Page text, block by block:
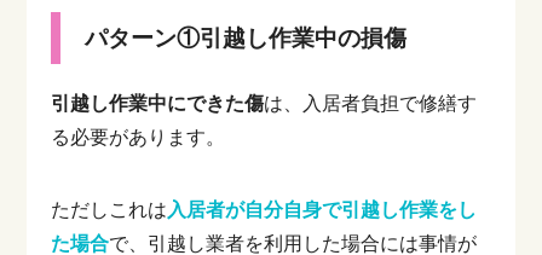
パターン①引越し作業中の損傷
引越し作業中にできた傷は、入居者負担で修繕す
る必要があります。
ただしこれは 入居者が自分自身で引越し作業をし
た場合で、引越し業者を利用した場合には事情が